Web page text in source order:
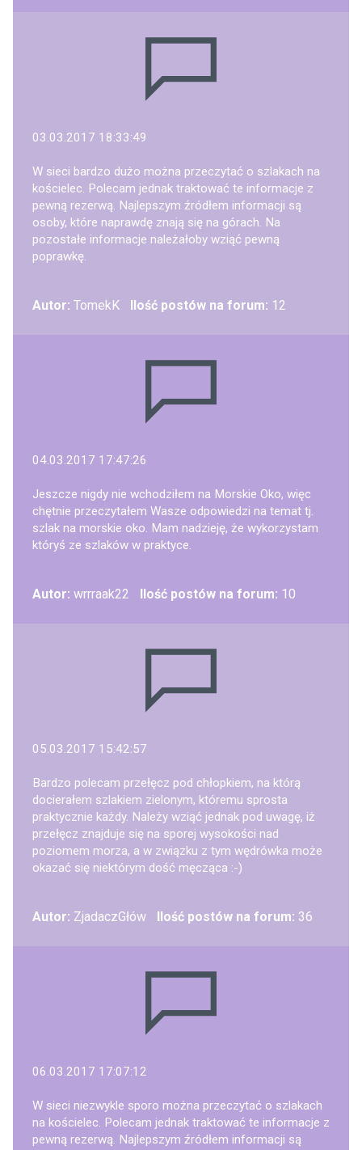
03.03.2017 18:33:49
W sieci bardzo dużo można przeczytać o szlakach na
kościelec. Polecam jednak traktować te informacje z
pewną rezerwą. Najlepszym źródłem informacji są
osoby, które naprawdę znają się na górach. Na
pozostałe informacje należałoby wziąć pewną
poprawkę.
Autor: TomekK Ilość postów na forum: 12
04.03.2017 17:47:26
Jeszcze nigdy nie wchodziłem na Morskie Oko, więc
chętnie przeczytałem Wasze odpowiedzi na temat tj.
szlak na morskie oko. Mam nadzieję, że wykorzystam
któryś ze szlaków w praktyce.
Autor: wrrraak22 Ilość postów na forum: 10
05.03.2017 15:42:57
Bardzo polecam przełęcz pod chłopkiem, na którą
docierałem szlakiem zielonym, któremu sprosta
praktycznie każdy. Należy wziąć jednak pod uwagę, iż
przełęcz znajduje się na sporej wysokości nad
poziomem morza, a w związku z tym wędrówka może
okazać się niektórym dość męcząca :-)
Autor: ZjadaczGłów Ilość postów na forum: 36
06.03.2017 17:07:12
W sieci niezwykle sporo można przeczytać o szlakach
na kościelec. Polecam jednak traktować te informacje z
pewną rezerwą. Najlepszym źródłem informacji są